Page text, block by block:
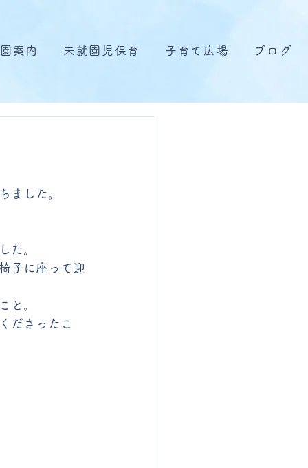
案内 未就園児保育 子育て広場 ブログ
ました。
た。
子に座って迎
と。
ださったこ